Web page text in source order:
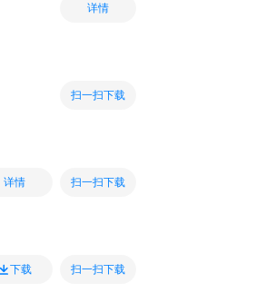
详情
扫一扫下载
详情 扫一扫下载
下载 扫一扫下载